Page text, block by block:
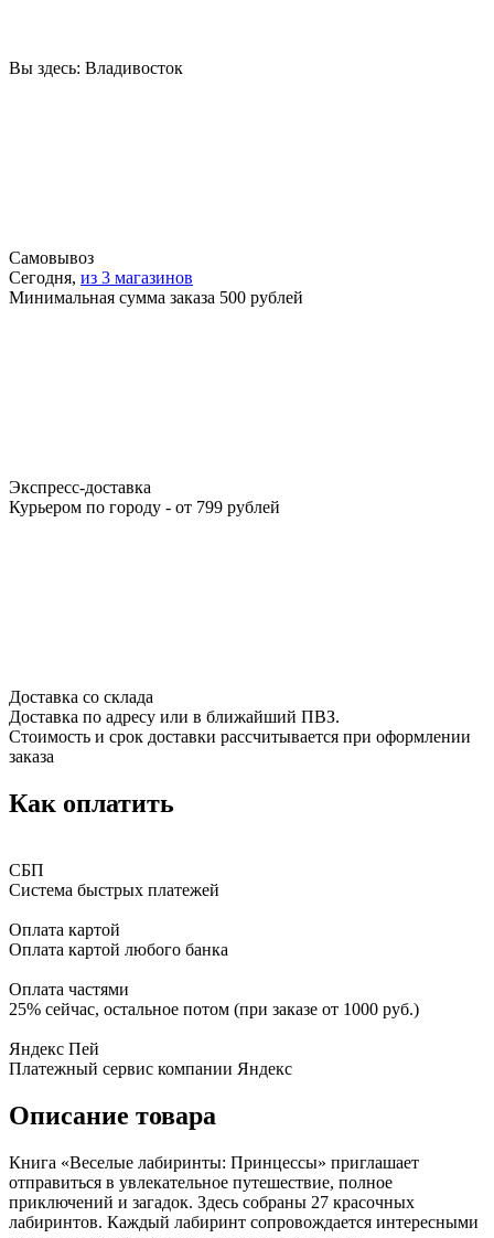
Вы здесь: Владивосток
Самовывоз
Сегодня, из 3 магазинов
Минимальная сумма заказа 500 рублей
Экспресс-доставка
Курьером по городу - от 799 рублей
Доставка со склада
Доставка по адресу или в ближайший ПВЗ.
Стоимость и срок доставки рассчитывается при оформлении
заказа
Как оплатить
СБП
Система быстрых платежей
Оплата картой
Оплата картой любого банка
Оплата частями
25% сейчас, остальное потом (при заказе от 1000 руб.)
Яндекс Пей
Платежный сервис компании Яндекс
Описание товара
Книга «Веселые лабиринты: Принцессы» приглашает
отправиться в увлекательное путешествие, полное
приключений и загадок. Здесь собраны 27 красочных
лабиринтов. Каждый лабиринт сопровождается интересными